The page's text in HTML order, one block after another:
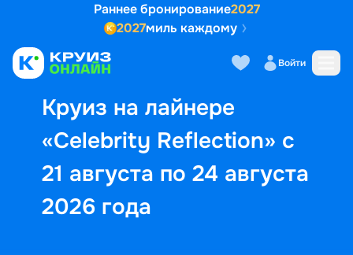
Раннее бронирование2027
2027миль каждому
Войти
Круиз на лайнере
«Celebrity Reflection» с
21 августа по 24 августа
2026 года
Выбор кают Маршрут и